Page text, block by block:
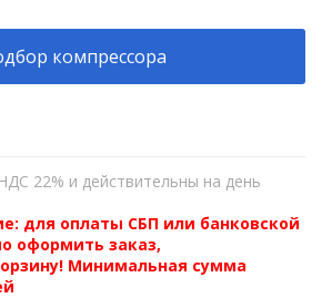
компрессора
22% и действительны на день
для оплаты СБП или банковской
оформить заказ,
Минимальная сумма